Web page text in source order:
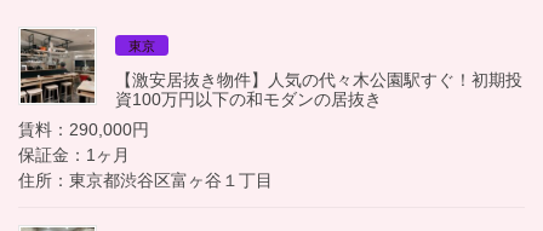
東京
【激安居抜き物件】人気の代々木公園駅すぐ！初期投
資100万円以下の和モダンの居抜き
賃料：290,000円
保証金：1ヶ月
住所：東京都渋谷区富ヶ谷１丁目